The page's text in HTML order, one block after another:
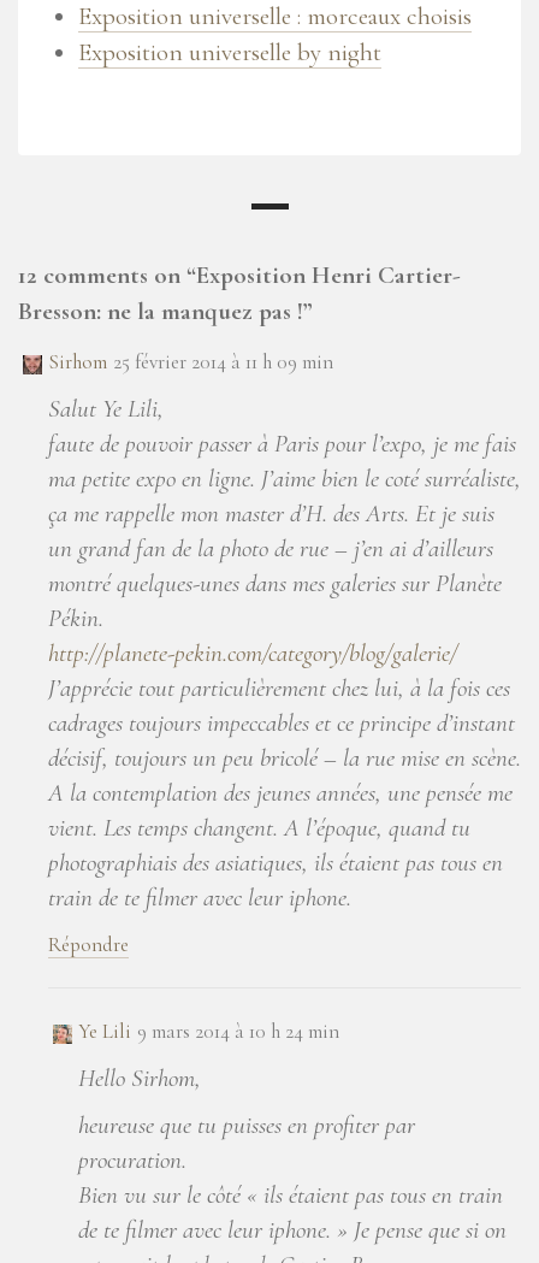
Exposition universelle : morceaux choisis
Exposition universelle by night
12 comments on “Exposition Henri Cartier-
Bresson: ne la manquez pas !”
Sirhom 25 février 2014 à 11 h 09 min
Salut Ye Lili,
faute de pouvoir passer à Paris pour l’expo, je me fais
ma petite expo en ligne. J’aime bien le coté surréaliste,
ça me rappelle mon master d’H. des Arts. Et je suis
un grand fan de la photo de rue – j’en ai d’ailleurs
montré quelques-unes dans mes galeries sur Planète
Pékin.
http://planete-pekin.com/category/blog/galerie/
J’apprécie tout particulièrement chez lui, à la fois ces
cadrages toujours impeccables et ce principe d’instant
décisif, toujours un peu bricolé – la rue mise en scène.
A la contemplation des jeunes années, une pensée me
vient. Les temps changent. A l’époque, quand tu
photographiais des asiatiques, ils étaient pas tous en
train de te filmer avec leur iphone.
Répondre
Ye Lili 9 mars 2014 à 10 h 24 min
Hello Sirhom,
heureuse que tu puisses en profiter par
procuration.
Bien vu sur le côté « ils étaient pas tous en train
de te filmer avec leur iphone. » Je pense que si on